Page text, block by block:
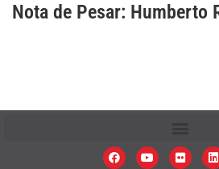
Nota de Pesar: Humberto